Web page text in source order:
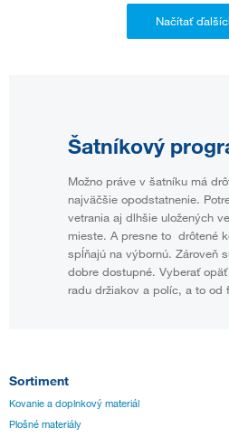
Šatníkový
Možno práve v šatníku má
najväčšie opodstatnenie.
vetrania aj dlhšie uložených
mieste. A presne to drôtené
spĺňajú na výbornú. Zároveň
dobre dostupné. Vyberať
radu držiakov a políc, a to od
Sortiment
Kovanie a doplnkový materiál
Plošné materiály